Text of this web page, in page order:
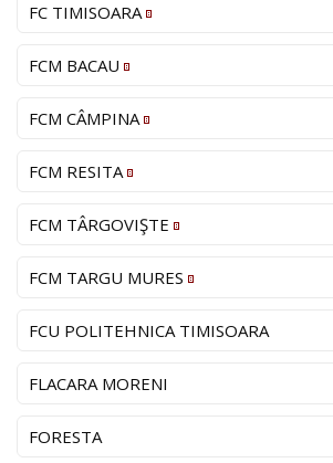
FC TIMISOARA
FCM BACAU
FCM CÂMPINA
FCM RESITA
FCM TÂRGOVIŞTE
FCM TARGU MURES
FCU POLITEHNICA TIMISOARA
FLACARA MORENI
FORESTA